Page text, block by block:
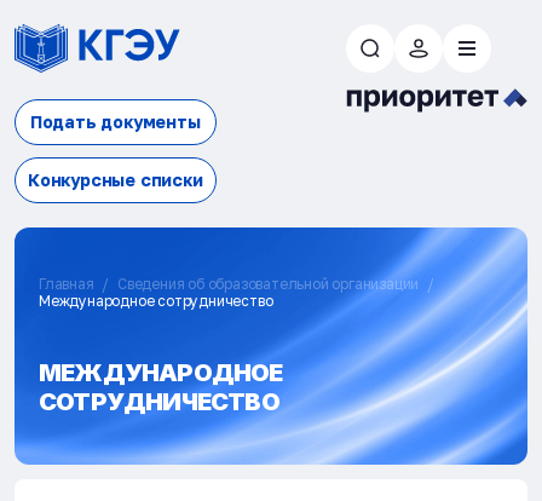
Подать документы
Конкурсные списки
Главная
Сведения об образовательной организации
Международное сотрудничество
МЕЖДУНАРОДНОЕ
СОТРУДНИЧЕСТВО